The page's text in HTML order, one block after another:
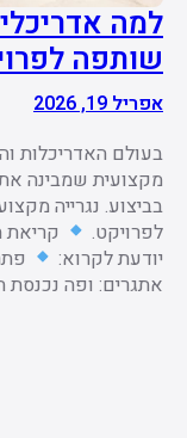
למה
שותפה
אפריל 19, 2026
בעולם האדריכלות
מקצועית שמבינה
בביצוע. נגרייה
לפרויקט.
קריאת
יודעת לקרוא:
אתגרים: ופה נכנסת